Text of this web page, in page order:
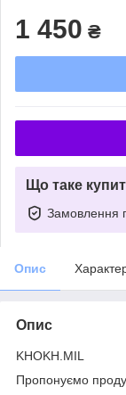
1 450 ₴
Що таке
Замовлення
Опис
Опис
KHOKH.MIL
Пропонуємо